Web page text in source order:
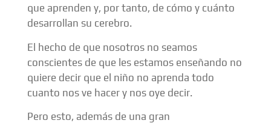
que aprenden y, por tanto, de cómo y cuánto
desarrollan su cerebro.
El hecho de que nosotros no seamos
conscientes de que les estamos enseñando no
quiere decir que el niño no aprenda todo
cuanto nos ve hacer y nos oye decir.
Pero esto, además de una gran